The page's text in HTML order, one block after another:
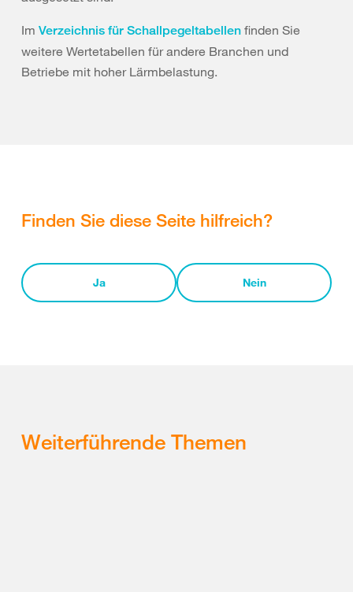
Im Verzeichnis für Schallpegeltabellen finden Sie
weitere Wertetabellen für andere Branchen und
Betriebe mit hoher Lärmbelastung.
Finden Sie diese Seite hilfreich?
Ja Nein
Weiterführende Themen